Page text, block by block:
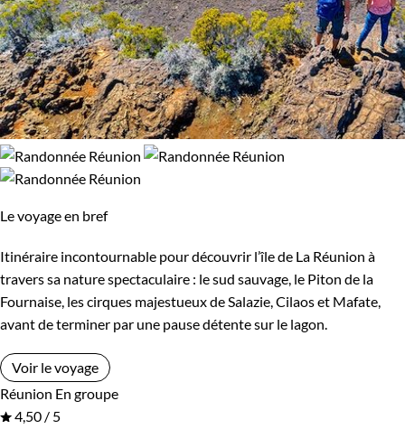
Le voyage en bref
Itinéraire incontournable pour découvrir l’île de La Réunion à
travers sa nature spectaculaire : le sud sauvage, le Piton de la
Fournaise, les cirques majestueux de Salazie, Cilaos et Mafate,
avant de terminer par une pause détente sur le lagon.
Voir le voyage
Réunion En groupe
4,50 / 5